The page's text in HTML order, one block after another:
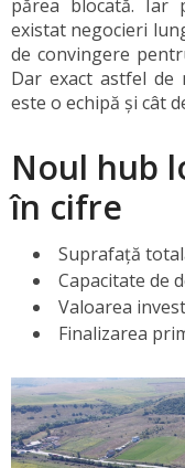
părea blocată. Iar
existat negocieri
de convingere
Dar exact astfel de
este o echipă și cât
Noul hub
în cifre
Suprafață
Capacitate de
Valoarea
Finalizarea